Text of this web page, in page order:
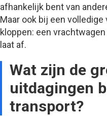
afhankelijk bent van
Maar ook bij een
kloppen: een
laat af.
Wat zijn de
uitdagingen
transport?